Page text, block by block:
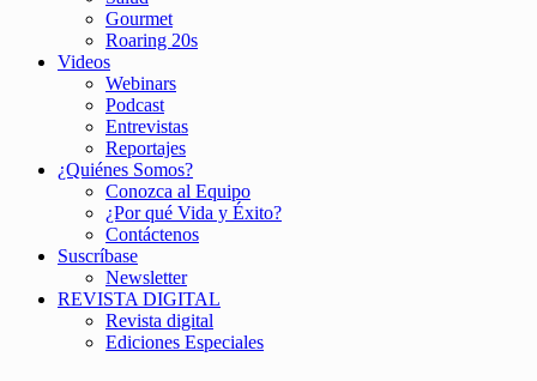
Gourmet
Roaring 20s
Videos
Webinars
Podcast
Entrevistas
Reportajes
¿Quiénes Somos?
Conozca al Equipo
¿Por qué Vida y Éxito?
Contáctenos
Suscríbase
Newsletter
REVISTA DIGITAL
Revista digital
Ediciones Especiales